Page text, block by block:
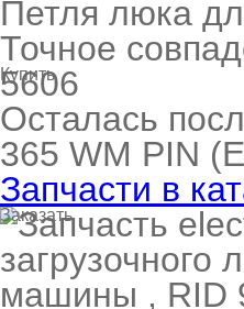
Петля люка
Точное
Купить
5606
Осталась
365 WM PIN
Запчасти в
Заказать